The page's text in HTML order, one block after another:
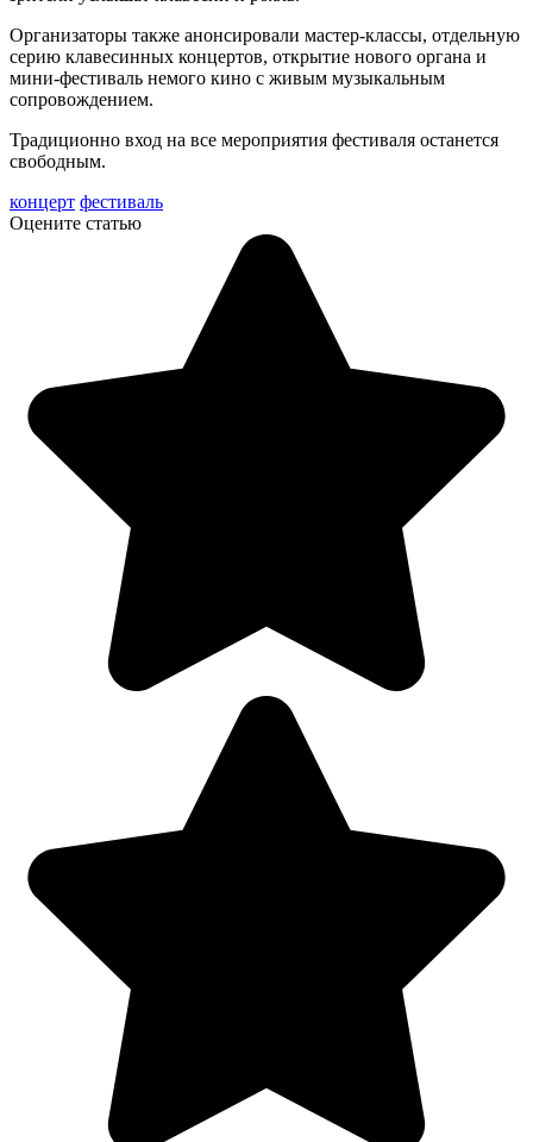
Организаторы также анонсировали мастер-классы, отдельную
серию клавесинных концертов, открытие нового органа и
мини-фестиваль немого кино с живым музыкальным
сопровождением.
Традиционно вход на все мероприятия фестиваля останется
свободным.
концерт фестиваль
Оцените статью